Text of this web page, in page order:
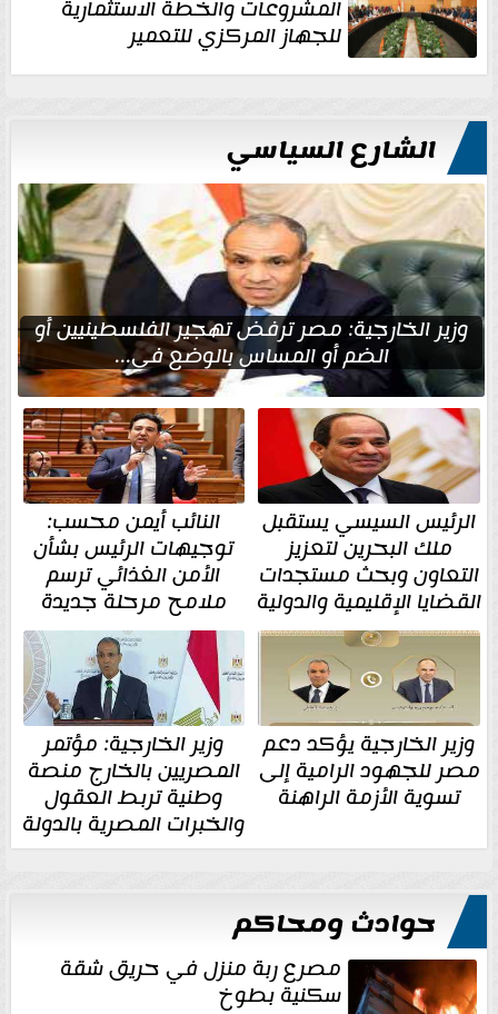
المشروعات والخطة الاستثمارية
للجهاز المركزي للتعمير
الشارع السياسي
وزير الخارجية: مصر ترفض تهجير الفلسطينيين أو
الضم أو المساس بالوضع في...
الرئيس السيسي يستقبل
ملك البحرين لتعزيز
التعاون وبحث مستجدات
القضايا الإقليمية والدولية
النائب أيمن محسب:
توجيهات الرئيس بشأن
الأمن الغذائي ترسم
ملامح مرحلة جديدة
وزير الخارجية يؤكد دعم
مصر للجهود الرامية إلى
تسوية الأزمة الراهنة
وزير الخارجية: مؤتمر
المصريين بالخارج منصة
وطنية تربط العقول
والخبرات المصرية بالدولة
حوادث ومحاكم
مصرع ربة منزل في حريق شقة
سكنية بطوخ